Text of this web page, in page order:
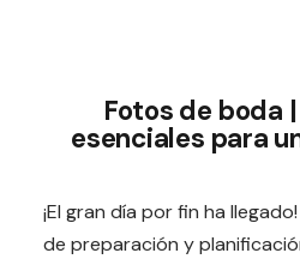
Fotos de boda
esenciales para
¡El gran día por fin ha
de preparación y